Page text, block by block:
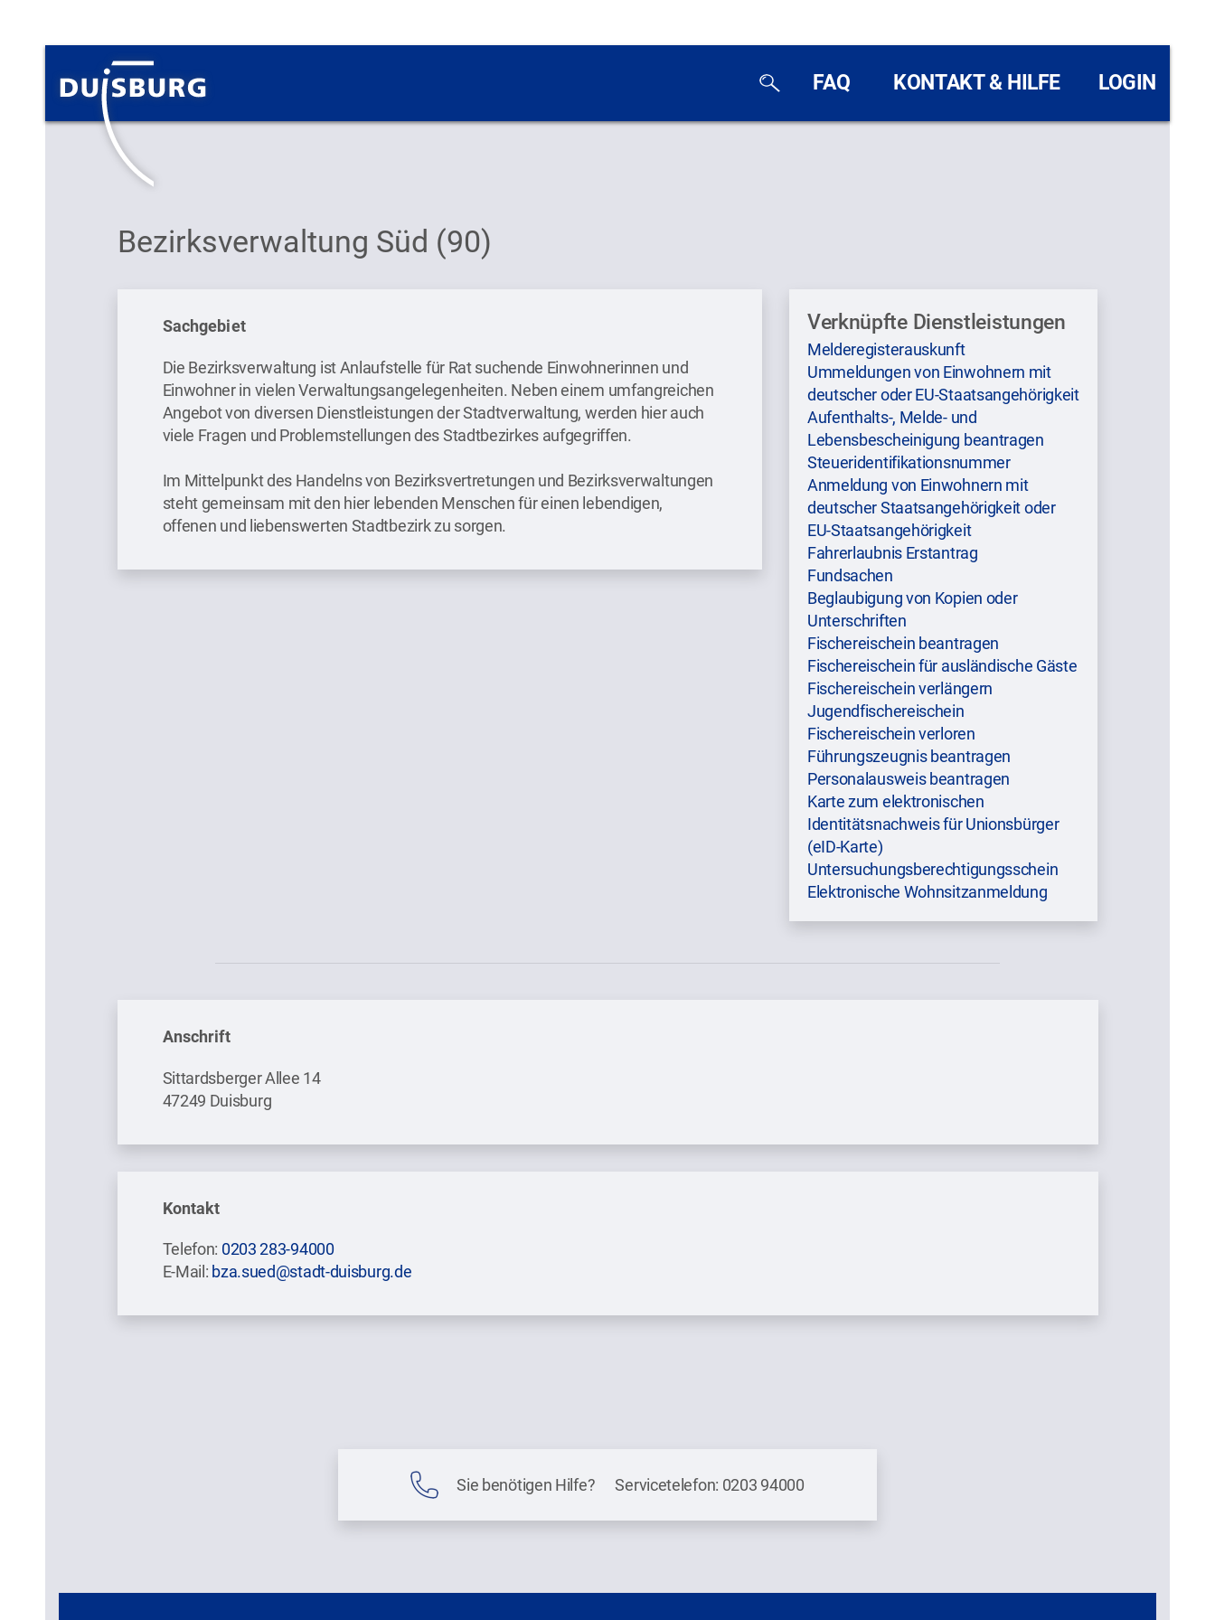
FAQ KONTAKT & HILFE LOGIN
Bezirksverwaltung Süd (90)
Sachgebiet
Die Bezirksverwaltung ist Anlaufstelle für Rat suchende Einwohnerinnen und
Einwohner in vielen Verwaltungsangelegenheiten. Neben einem umfangreichen
Angebot von diversen Dienstleistungen der Stadtverwaltung, werden hier auch
viele Fragen und Problemstellungen des Stadtbezirkes aufgegriffen.
Im Mittelpunkt des Handelns von Bezirksvertretungen und Bezirksverwaltungen
steht gemeinsam mit den hier lebenden Menschen für einen lebendigen,
offenen und liebenswerten Stadtbezirk zu sorgen.
Verknüpfte Dienstleistungen
Melderegisterauskunft
Ummeldungen von Einwohnern mit
deutscher oder EU-Staatsangehörigkeit
Aufenthalts-, Melde- und
Lebensbescheinigung beantragen
Steueridentifikationsnummer
Anmeldung von Einwohnern mit
deutscher Staatsangehörigkeit oder
EU-Staatsangehörigkeit
Fahrerlaubnis Erstantrag
Fundsachen
Beglaubigung von Kopien oder
Unterschriften
Fischereischein beantragen
Fischereischein für ausländische Gäste
Fischereischein verlängern
Jugendfischereischein
Fischereischein verloren
Führungszeugnis beantragen
Personalausweis beantragen
Karte zum elektronischen
Identitätsnachweis für Unionsbürger
(eID-Karte)
Untersuchungsberechtigungsschein
Elektronische Wohnsitzanmeldung
Anschrift
Sittardsberger Allee 14
47249 Duisburg
Kontakt
Telefon: 0203 283-94000
E-Mail: bza.sued@stadt-duisburg.de
Sie benötigen Hilfe? Servicetelefon: 0203 94000